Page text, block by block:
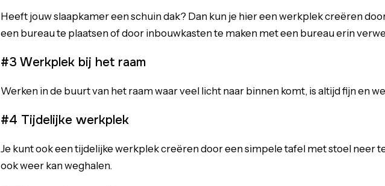
Heeft jouw slaapkamer een schuin dak? Dan kun je hier een werkplek creëren
een bureau te plaatsen of door inbouwkasten te maken met een bureau erin
#3 Werkplek bij het raam
Werken in de buurt van het raam waar veel licht naar binnen komt, is altijd fijn en
#4 Tijdelijke werkplek
Je kunt ook een tijdelijke werkplek creëren door een simpele tafel met stoel neer
ook weer kan weghalen.